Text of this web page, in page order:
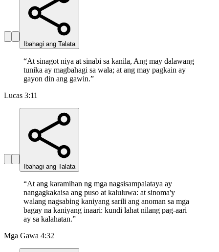
Ibahagi ang Talata
“At sinagot niya at sinabi sa kanila, Ang may dalawang
tunika ay magbahagi sa wala; at ang may pagkain ay
gayon din ang gawin.”
Lucas 3:11
Ibahagi ang Talata
“At ang karamihan ng mga nagsisampalataya ay
nangagkakaisa ang puso at kaluluwa: at sinoma'y
walang nagsabing kaniyang sarili ang anoman sa mga
bagay na kaniyang inaari: kundi lahat nilang pag-aari
ay sa kalahatan.”
Mga Gawa 4:32